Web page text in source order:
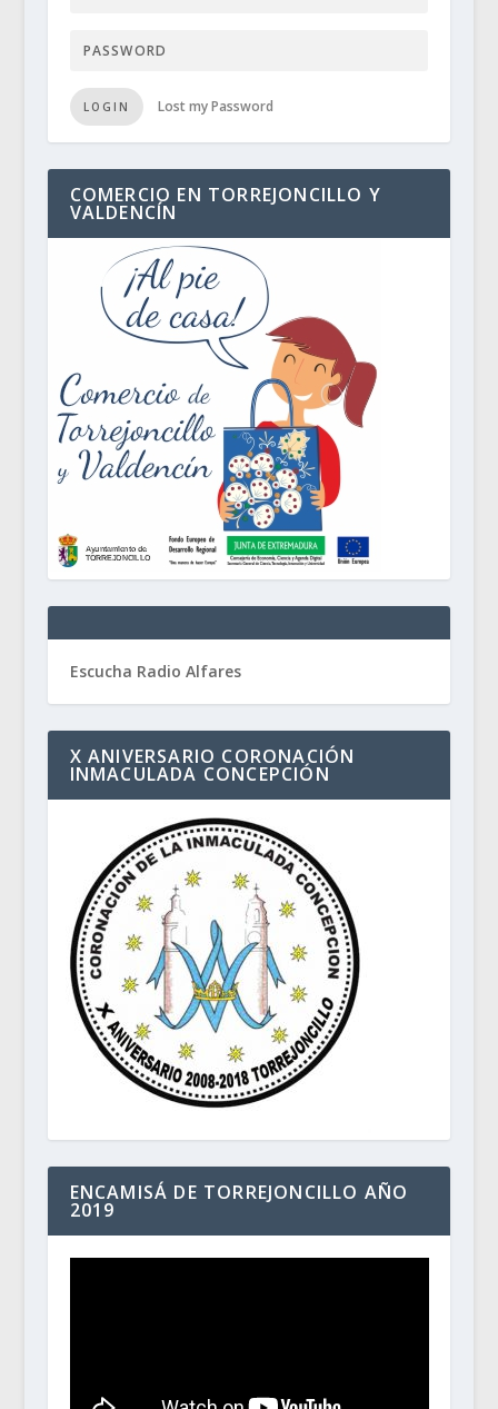
LOGIN Lost my Password
COMERCIO EN TORREJONCILLO Y
VALDENCÍN
Escucha Radio Alfares
X ANIVERSARIO CORONACIÓN
INMACULADA CONCEPCIÓN
ENCAMISÁ DE TORREJONCILLO AÑO
2019